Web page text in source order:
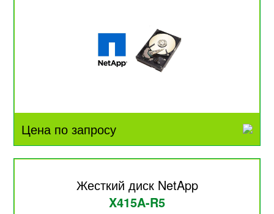
Цена по запросу
Жесткий диск NetApp
X415A-R5